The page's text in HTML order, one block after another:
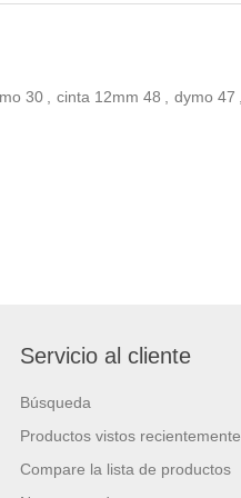
30 cinta 12mm 48 dymo 47
Servicio al cliente
Búsqueda
Productos vistos recientemente
Compare la lista de productos